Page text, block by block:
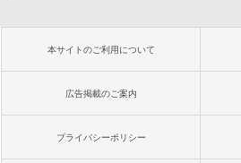
本サイトのご利用について
広告掲載のご案内
プライバシーポリシー